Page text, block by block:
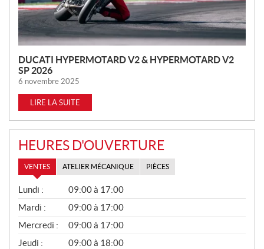
E
S
DUCATI HYPERMOTARD V2 & HYPERMOTARD V2
SP 2026
6 novembre 2025
LIRE LA SUITE
HEURES D'OUVERTURE
VENTES ATELIER MÉCANIQUE PIÈCES
V
E
N
T
E
S
Lundi :
09:00 à 17:00
Mardi :
09:00 à 17:00
Mercredi :
09:00 à 17:00
Jeudi :
09:00 à 18:00